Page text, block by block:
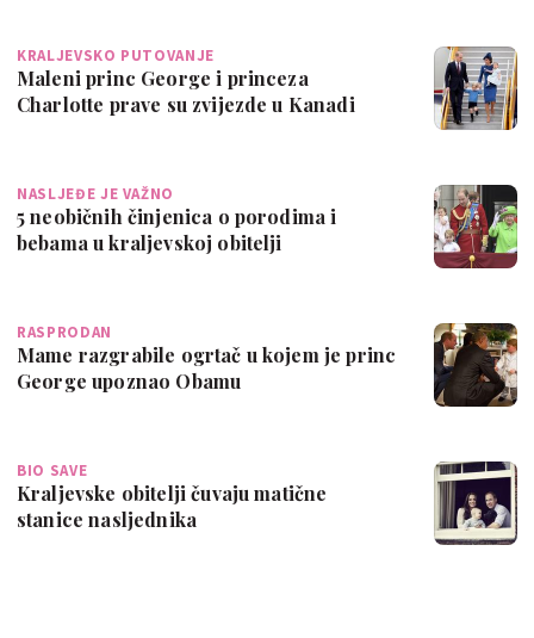
KRALJEVSKO PUTOVANJE
Maleni princ George i princeza
Charlotte prave su zvijezde u Kanadi
NASLJEĐE JE VAŽNO
5 neobičnih činjenica o porodima i
bebama u kraljevskoj obitelji
RASPRODAN
Mame razgrabile ogrtač u kojem je princ
George upoznao Obamu
BIO SAVE
Kraljevske obitelji čuvaju matične
stanice nasljednika